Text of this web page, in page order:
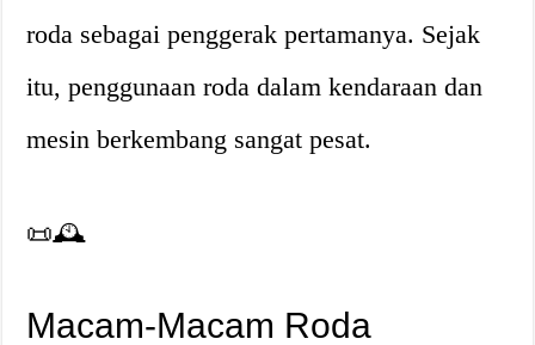
roda sebagai penggerak pertamanya. Sejak
itu, penggunaan roda dalam kendaraan dan
mesin berkembang sangat pesat.
📜🕰️
Macam-Macam Roda